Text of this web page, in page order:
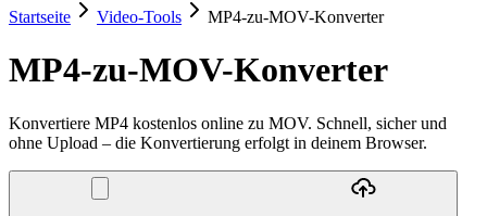
Startseite Video-Tools MP4-zu-MOV-Konverter
MP4-zu-MOV-Konverter
Konvertiere MP4 kostenlos online zu MOV. Schnell, sicher und
ohne Upload – die Konvertierung erfolgt in deinem Browser.